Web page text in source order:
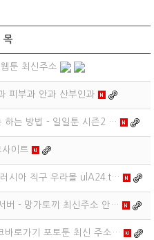
툰 최신주소
피부과 안과 산부인과
하는 방법 - 일일툰 시즌2 …
사이트
시아 직구 우라몰 ulA24.t…
버 - 망가토끼 최신주소 안…
바로가기 포토툰 최신 주소…